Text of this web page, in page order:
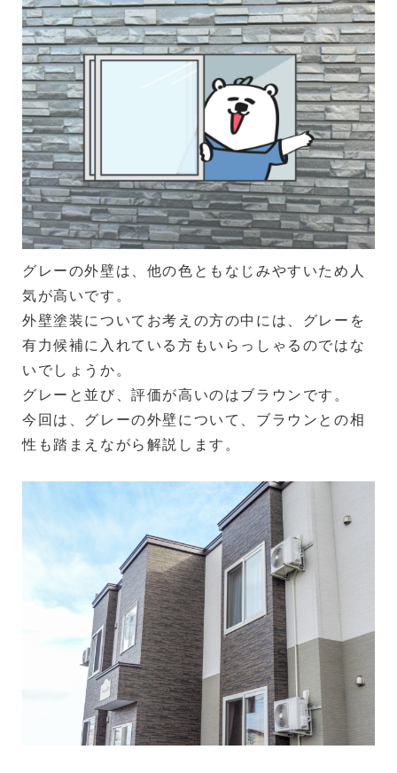
グレーの外壁は、他の色ともなじみやすいため人
気が高いです。
外壁塗装についてお考えの方の中には、グレーを
有力候補に入れている方もいらっしゃるのではな
いでしょうか。
グレーと並び、評価が高いのはブラウンです。
今回は、グレーの外壁について、ブラウンとの相
性も踏まえながら解説します。